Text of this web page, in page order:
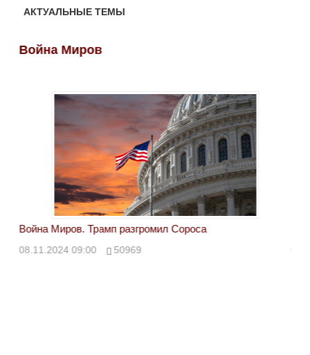
АКТУАЛЬНЫЕ ТЕМЫ
Война Миров
Война Миров. Трамп разгромил Сороса
08.11.2024 09:00 50969